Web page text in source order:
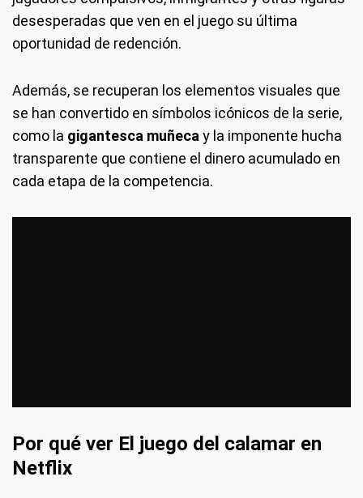
desesperadas que ven en el juego su última
oportunidad de redención.
Además, se recuperan los elementos visuales que
se han convertido en símbolos icónicos de la serie,
como la gigantesca muñecay la imponente hucha
transparente que contiene el dinero acumulado en
cada etapa de la competencia.
Por qué ver El juego del calamar en
Netflix